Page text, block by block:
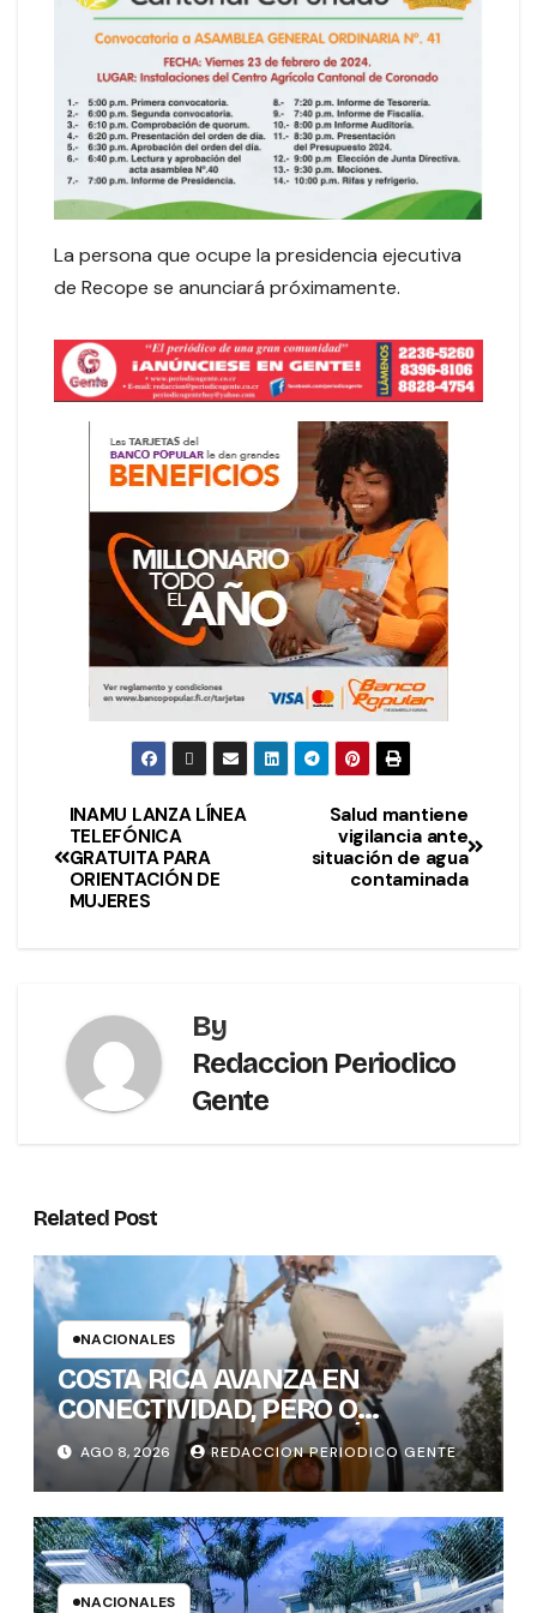
La persona que ocupe la presidencia ejecutiva
de Recope se anunciará próximamente.
Salud mantiene
vigilancia ante
situación de agua
contaminada
INAMU LANZA LÍNEA
TELEFÓNICA
GRATUITA PARA
ORIENTACIÓN DE
MUJERES
By
Redaccion Periodico
Gente
Related Post
NACIONALES
COSTA RICA AVANZA EN
CONECTIVIDAD, PERO O
BRECHAS DIGITALES, AÚN DEJAN
REZAGADOS A CANTONES
RURALES
AGO 8, 2026 REDACCION PERIODICO GENTE
NACIONALES